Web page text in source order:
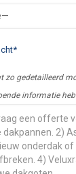
zo gedetailleerd
informatie